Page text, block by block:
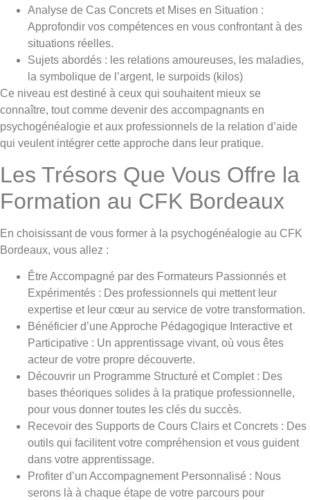
Analyse de Cas Concrets et Mises en Situation :
Approfondir vos compétences en vous confrontant à des
situations réelles.
Sujets abordés : les relations amoureuses, les maladies,
la symbolique de l’argent, le surpoids (kilos)
Ce niveau est destiné à ceux qui souhaitent mieux se
connaître, tout comme devenir des accompagnants en
psychogénéalogie et aux professionnels de la relation d’aide
qui veulent intégrer cette approche dans leur pratique.
Les Trésors Que Vous Offre la
Formation au CFK Bordeaux
En choisissant de vous former à la psychogénéalogie au CFK
Bordeaux, vous allez :
Être Accompagné par des Formateurs Passionnés et
Expérimentés : Des professionnels qui mettent leur
expertise et leur cœur au service de votre transformation.
Bénéficier d’une Approche Pédagogique Interactive et
Participative : Un apprentissage vivant, où vous êtes
acteur de votre propre découverte.
Découvrir un Programme Structuré et Complet : Des
bases théoriques solides à la pratique professionnelle,
pour vous donner toutes les clés du succès.
Recevoir des Supports de Cours Clairs et Concrets : Des
outils qui facilitent votre compréhension et vous guident
dans votre apprentissage.
Profiter d’un Accompagnement Personnalisé : Nous
serons là à chaque étape de votre parcours pour